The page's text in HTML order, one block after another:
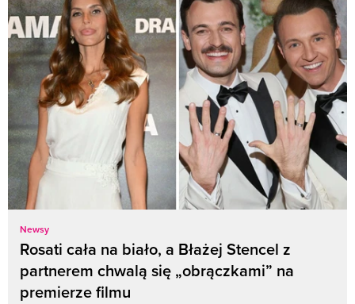
Newsy
Rosati cała na biało, a Błażej Stencel z
partnerem chwalą się „obrączkami” na
premierze filmu